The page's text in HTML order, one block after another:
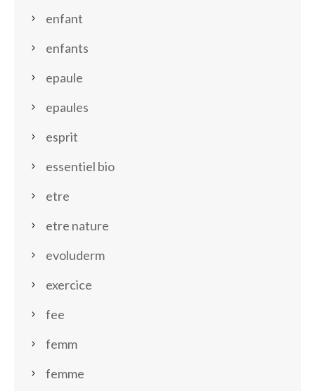
enfant
enfants
epaule
epaules
esprit
essentiel bio
etre
etre nature
evoluderm
exercice
fee
femm
femme